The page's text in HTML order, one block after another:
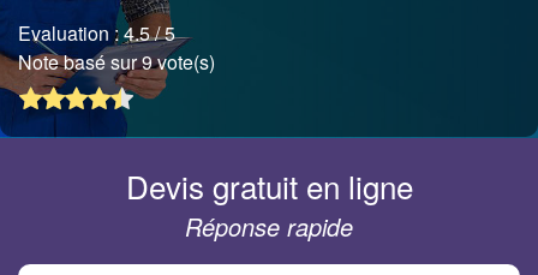
Evaluation :4.5/ 5
Note basé sur 9 vote(s)
Devis gratuit en ligne
Réponse rapide